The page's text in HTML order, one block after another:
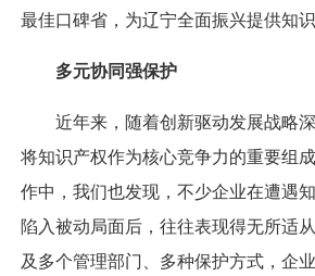
最佳口碑省，为辽宁全面振兴提供知识
多元协同强保护
近年来，随着创新驱动发展战略
将知识产权作为核心竞争力的重要组
作中，我们也发现，不少企业在遭遇
陷入被动局面后，往往表现得无所适
及多个管理部门、多种保护方式，企